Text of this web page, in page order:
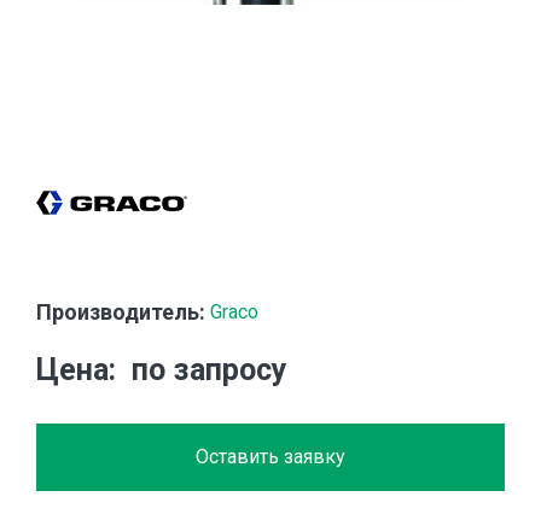
Производитель: Graco
Цена по запросу
Оставить заявку